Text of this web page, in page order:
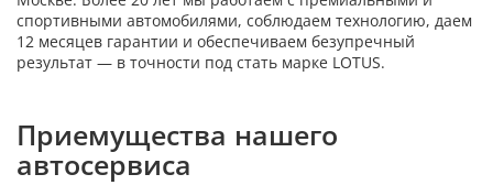
спортивными автомобилями, соблюдаем технологию, даем
12 месяцев гарантии и обеспечиваем безупречный
результат — в точности под стать марке LOTUS.
Приемущества нашего
автосервиса